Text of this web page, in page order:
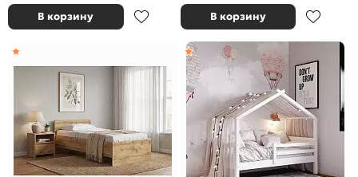
В корзину В корзину